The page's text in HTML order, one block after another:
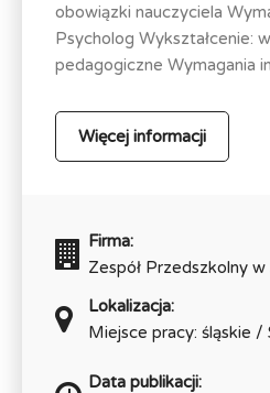
obowiązki nauczyciela
Psycholog Wykształcenie:
pedagogiczne Wymagania
Więcej informacji
Firma:
Zespół Przedszkolny
Lokalizacja:
Miejsce pracy: śląskie /
Data publikacji: